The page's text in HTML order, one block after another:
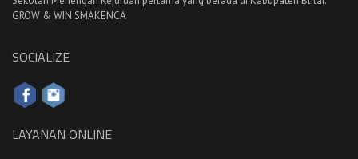
GROW & WIN SMAKENCA
SOCIALIZE
LAYANAN ONLINE